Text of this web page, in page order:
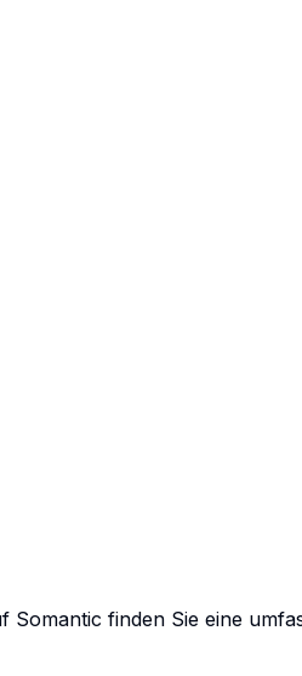
finden Sie eine